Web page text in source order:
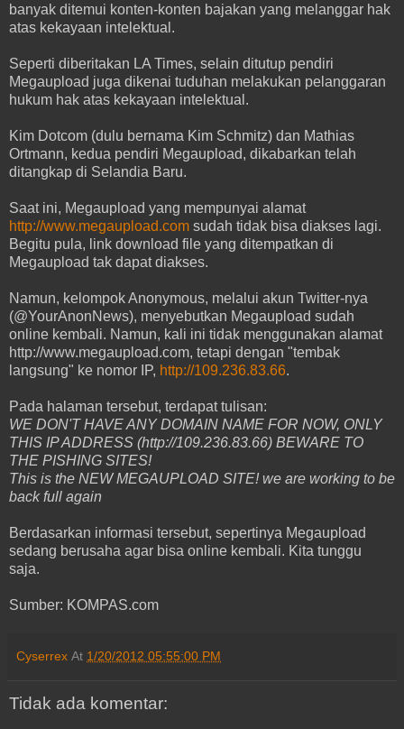
banyak ditemui konten-konten bajakan yang melanggar hak
atas kekayaan intelektual.
Seperti diberitakan LA Times, selain ditutup pendiri
Megaupload juga dikenai tuduhan melakukan pelanggaran
hukum hak atas kekayaan intelektual.
Kim Dotcom (dulu bernama Kim Schmitz) dan Mathias
Ortmann, kedua pendiri Megaupload, dikabarkan telah
ditangkap di Selandia Baru.
Saat ini, Megaupload yang mempunyai alamat
http://www.megaupload.com sudah tidak bisa diakses lagi.
Begitu pula, link download file yang ditempatkan di
Megaupload tak dapat diakses.
Namun, kelompok Anonymous, melalui akun Twitter-nya
(@YourAnonNews), menyebutkan Megaupload sudah
online kembali. Namun, kali ini tidak menggunakan alamat
http://www.megaupload.com, tetapi dengan "tembak
langsung" ke nomor IP, http://109.236.83.66.
Pada halaman tersebut, terdapat tulisan:
WE DON'T HAVE ANY DOMAIN NAME FOR NOW, ONLY
THIS IP ADDRESS (http://109.236.83.66) BEWARE TO
THE PISHING SITES!
This is the NEW MEGAUPLOAD SITE! we are working to be
back full again
Berdasarkan informasi tersebut, sepertinya Megaupload
sedang berusaha agar bisa online kembali. Kita tunggu
saja.
Sumber: KOMPAS.com
Cyserrex At 1/20/2012 05:55:00 PM
Tidak ada komentar: